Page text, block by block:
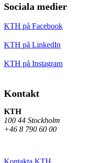
Sociala medier
KTH på Facebook
KTH på LinkedIn
KTH på Instagram
Kontakt
KTH
100 44 Stockholm
+46 8 790 60 00
Kontakta KTH